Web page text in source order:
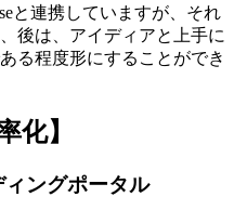
と連携していますが、それ
後は、アイディアと上手に
る程度形にすることができ
化】
ングポータル